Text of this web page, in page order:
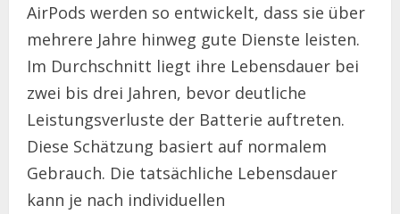
AirPods werden so entwickelt, dass sie über
mehrere Jahre hinweg gute Dienste leisten.
Im Durchschnitt liegt ihre Lebensdauer bei
zwei bis drei Jahren, bevor deutliche
Leistungsverluste der Batterie auftreten.
Diese Schätzung basiert auf normalem
Gebrauch. Die tatsächliche Lebensdauer
kann je nach individuellen